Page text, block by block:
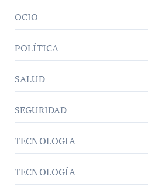
OCIO
POLÍTICA
SALUD
SEGURIDAD
TECNOLOGIA
TECNOLOGÍA